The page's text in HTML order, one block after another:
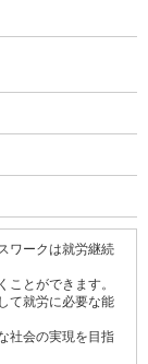
ワークは就労継続
とができます。
て就労に必要な能
社会の実現を目指